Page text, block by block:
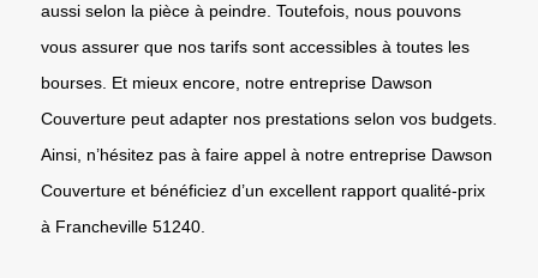
aussi selon la pièce à peindre. Toutefois, nous pouvons
vous assurer que nos tarifs sont accessibles à toutes les
bourses. Et mieux encore, notre entreprise Dawson
Couverture peut adapter nos prestations selon vos budgets.
Ainsi, n’hésitez pas à faire appel à notre entreprise Dawson
Couverture et bénéficiez d’un excellent rapport qualité-prix
à Francheville 51240.